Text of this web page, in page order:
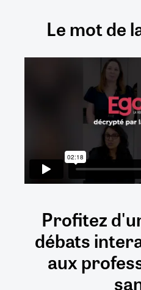
Le mot de
Profitez
débats
aux